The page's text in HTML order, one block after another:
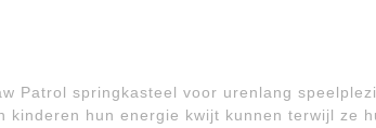
Patrol springkasteel voor urenlang
kinderen hun energie kwijt kunnen terwijl ze